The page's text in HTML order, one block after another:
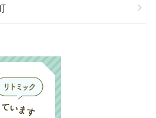
chevron_right